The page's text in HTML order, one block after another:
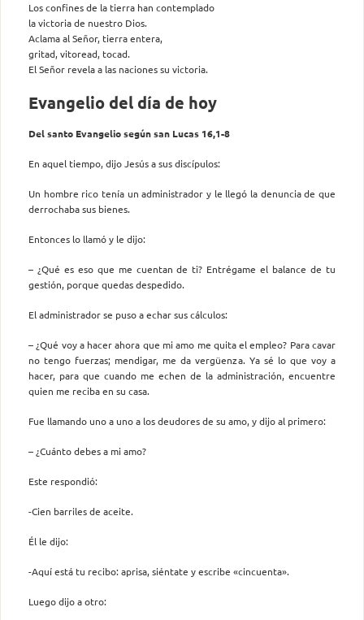
Los confines de la tierra han contemplado
la victoria de nuestro Dios.
Aclama al Señor, tierra entera,
gritad, vitoread, tocad.
El Señor revela a las naciones su victoria.
Evangelio del día de hoy
Del santo Evangelio según san Lucas 16,1-8
En aquel tiempo, dijo Jesús a sus discípulos:
Un hombre rico tenía un administrador y le llegó la denuncia de que
derrochaba sus bienes.
Entonces lo llamó y le dijo:
– ¿Qué es eso que me cuentan de ti? Entrégame el balance de tu
gestión, porque quedas despedido.
El administrador se puso a echar sus cálculos:
– ¿Qué voy a hacer ahora que mi amo me quita el empleo? Para cavar
no tengo fuerzas; mendigar, me da vergüenza. Ya sé lo que voy a
hacer, para que cuando me echen de la administración, encuentre
quien me reciba en su casa.
Fue llamando uno a uno a los deudores de su amo, y dijo al primero:
– ¿Cuánto debes a mi amo?
Este respondió:
-Cien barriles de aceite.
Él le dijo:
-Aquí está tu recibo: aprisa, siéntate y escribe «cincuenta».
Luego dijo a otro: